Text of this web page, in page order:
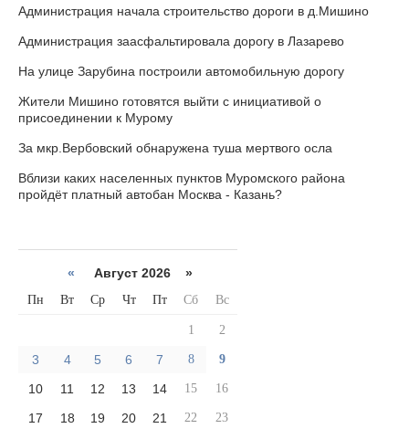
Администрация начала строительство дороги в д.Мишино
Администрация заасфальтировала дорогу в Лазарево
На улице Зарубина построили автомобильную дорогу
Жители Мишино готовятся выйти с инициативой о
присоединении к Мурому
За мкр.Вербовский обнаружена туша мертвого осла
Вблизи каких населенных пунктов Муромского района
пройдёт платный автобан Москва - Казань?
« Август 2026 »
Пн Вт Ср Чт Пт Сб Вс
1 2
3 4 5 6 7 8 9
10 11 12 13 14 15 16
17 18 19 20 21 22 23